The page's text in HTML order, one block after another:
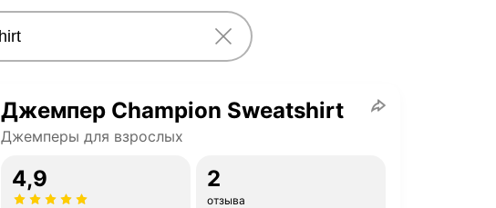
Джемпер Champion Sweatshirt
Джемперы для взрослых
4,9 2
отзыва